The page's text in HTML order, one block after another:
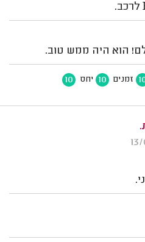
הוא היה ממש טוב.
זמנים 10 יחס 10